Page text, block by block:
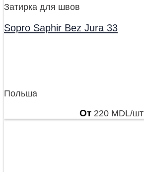
Затирка для швов
Sopro Saphir Bez Jura 33
Польша
От 220 MDL/шт